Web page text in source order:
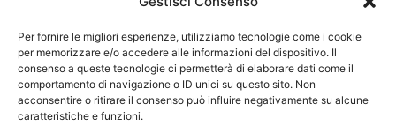
Per fornire le migliori esperienze, utilizziamo tecnologie come i cookie
per memorizzare e/o accedere alle informazioni del dispositivo. Il
consenso a queste tecnologie ci permetterà di elaborare dati come il
comportamento di navigazione o ID unici su questo sito. Non
acconsentire o ritirare il consenso può influire negativamente su alcune
caratteristiche e funzioni.
Alcuni consumatori si sono preoccupati di non
poter avere deiSerramenti Agevolazioni
Fiscali Corso Buenos Aires Milano